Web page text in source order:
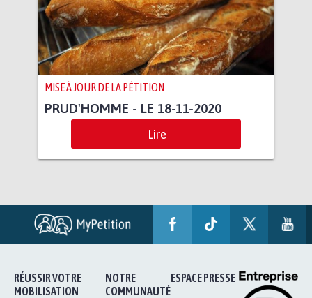
MISE À JOUR DE LA PÉTITION
PRUD'HOMME - LE 18-11-2020
Lire
RÉUSSIR VOTRE
MOBILISATION
NOTRE
COMMUNAUTÉ
ESPACE PRESSE